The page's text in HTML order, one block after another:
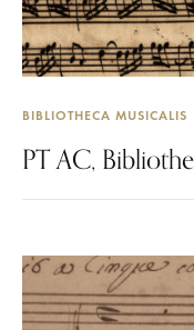
BIBLIOTHECA MUSICALIS
PT AC,